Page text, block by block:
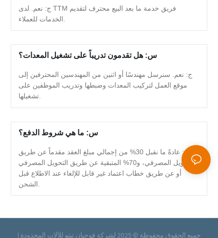
ج: نعم. لدى TTM فريق خدمة ما بعد البيع محترف لتقديم
س: هل تقدمون تدريباً على تشغيل المعدات؟
ج: نعم. سنرسل مهندسًا أو اثنين من المهندسين المحترفين إلى
موقع العمل لتركيب المعدات وضبطها وتدريب الموظفين على
تشغيلها.
س: ما هي شروط الدفع؟
ج: عادةً ما نقبل 30% من إجمالي مبلغ العقد مقدماً عن طريق
التحويل المصرفي، و70% المتبقية عن طريق التحويل المصرفي
أو عن طريق خطاب اعتماد غير قابل للإلغاء عند الاطلاع قبل